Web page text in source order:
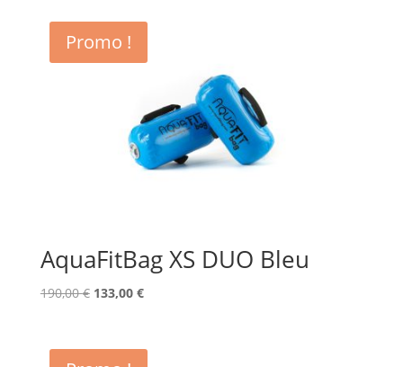
Promo !
AquaFitBag XS DUO Bleu
190,00€ Le
était :
133,00 €Le
est :